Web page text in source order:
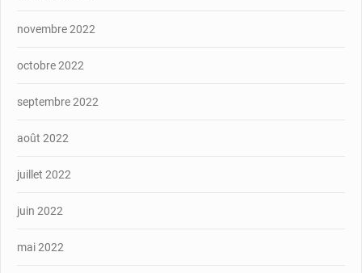
novembre 2022
octobre 2022
septembre 2022
août 2022
juillet 2022
juin 2022
mai 2022